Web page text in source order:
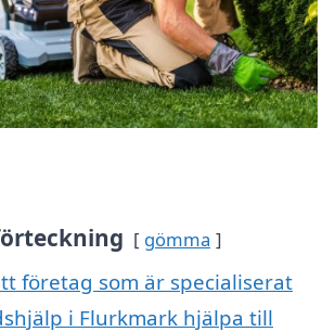
gömma
företag som är specialiserat
i Flurkmark hjälpa till